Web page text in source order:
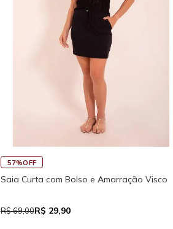
57%OFF
Saia Curta com Bolso e Amarração Visco
R$ 69,00R$ 29,90